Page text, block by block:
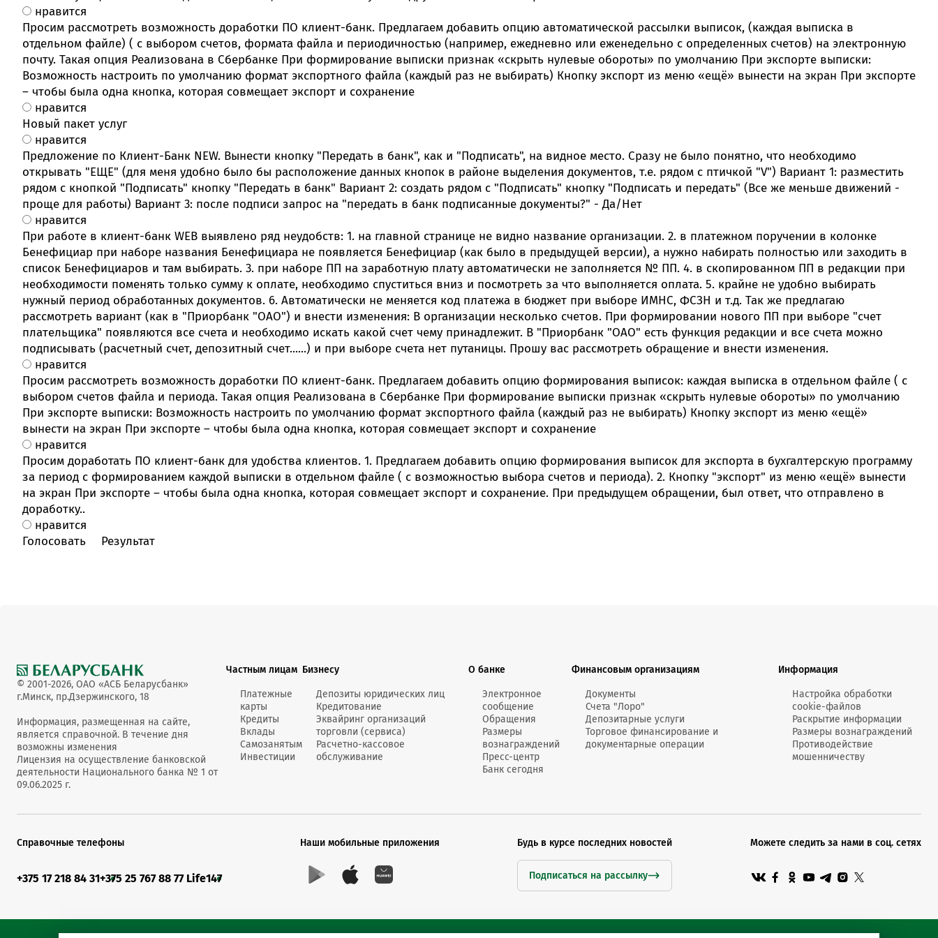
пн—пт 9:00 - 20:00*
* кроме праздничных дней
Контакты
Мобильное
приложение M-
Business
Электронная
торговая
площадка
«Счет-фактура
онлайн» -
«Оформление
Информационные
платежные API
Страхование
Сервис
проверки
контрагентов
Подробнее
нравится
Просим рассмотреть возможность доработки ПО клиент-банк. Предлагаем добавить опцию автоматической рассылки выписок, (каждая выписка в
отдельном файле) ( с выбором счетов, формата файла и периодичностью (например, ежедневно или еженедельно с определенных счетов) на электронную
почту. Такая опция Реализована в Сбербанке При формирование выписки признак «скрыть нулевые обороты» по умолчанию При экспорте выписки:
Возможность настроить по умолчанию формат экспортного файла (каждый раз не выбирать) Кнопку экспорт из меню «ещё» вынести на экран При экспорте
– чтобы была одна кнопка, которая совмещает экспорт и сохранение
нравится
Новый пакет услуг
нравится
Предложение по Клиент-Банк NEW. Вынести кнопку "Передать в банк", как и "Подписать", на видное место. Сразу не было понятно, что необходимо
открывать "ЕЩЕ" (для меня удобно было бы расположение данных кнопок в районе выделения документов, т.е. рядом с птичкой "V") Вариант 1: разместить
рядом с кнопкой "Подписать" кнопку "Передать в банк" Вариант 2: создать рядом с "Подписать" кнопку "Подписать и передать" (Все же меньше движений -
проще для работы) Вариант 3: после подписи запрос на "передать в банк подписанные документы?" - Да/Нет
нравится
При работе в клиент-банк WEB выявлено ряд неудобств: 1. на главной странице не видно название организации. 2. в платежном поручении в колонке
Бенефициар при наборе названия Бенефициара не появляется Бенефициар (как было в предыдущей версии), а нужно набирать полностью или заходить в
список Бенефициаров и там выбирать. 3. при наборе ПП на заработную плату автоматически не заполняется № ПП. 4. в скопированном ПП в редакции при
необходимости поменять только сумму к оплате, необходимо спуститься вниз и посмотреть за что выполняется оплата. 5. крайне не удобно выбирать
нужный период обработанных документов. 6. Автоматически не меняется код платежа в бюджет при выборе ИМНС, ФСЗН и т.д. Так же предлагаю
рассмотреть вариант (как в "Приорбанк "ОАО") и внести изменения: В организации несколько счетов. При формировании нового ПП при выборе "счет
плательщика" появляются все счета и необходимо искать какой счет чему принадлежит. В "Приорбанк "ОАО" есть функция редакции и все счета можно
подписывать (расчетный счет, депозитный счет......) и при выборе счета нет путаницы. Прошу вас рассмотреть обращение и внести изменения.
нравится
Просим рассмотреть возможность доработки ПО клиент-банк. Предлагаем добавить опцию формирования выписок: каждая выписка в отдельном файле ( с
выбором счетов файла и периода. Такая опция Реализована в Сбербанке При формирование выписки признак «скрыть нулевые обороты» по умолчанию
При экспорте выписки: Возможность настроить по умолчанию формат экспортного файла (каждый раз не выбирать) Кнопку экспорт из меню «ещё»
вынести на экран При экспорте – чтобы была одна кнопка, которая совмещает экспорт и сохранение
нравится
Просим доработать ПО клиент-банк для удобства клиентов. 1. Предлагаем добавить опцию формирования выписок для экспорта в бухгалтерскую программу
за период с формированием каждой выписки в отдельном файле ( с возможностью выбора счетов и периода). 2. Кнопку "экспорт" из меню «ещё» вынести
на экран При экспорте – чтобы была одна кнопка, которая совмещает экспорт и сохранение. При предыдущем обращении, был ответ, что отправлено в
доработку..
нравится
Результат
© 2001-2026, ОАО «АСБ Беларусбанк»
г.Минск, пр.Дзержинского, 18
Информация, размещенная на сайте,
является справочной. В течение дня
возможны изменения
Лицензия на осуществление банковской
деятельности Национального банка № 1 от
09.06.2025 г.
Частным лицам
Платежные
карты
Кредиты
Вклады
Самозанятым
Инвестиции
Бизнесу
Депозиты юридических лиц
Кредитование
Эквайринг организаций
торговли (сервиса)
Расчетно-кассовое
обслуживание
О банке
Электронное
сообщение
Обращения
Размеры
вознаграждений
Пресс-центр
Банк сегодня
Финансовым организациям
Документы
Счета "Лоро"
Депозитарные услуги
Торговое финансирование и
документарные операции
Информация
Настройка обработки
cookie-файлов
Раскрытие информации
Размеры вознаграждений
Противодействие
мошенничеству
Справочные телефоны
+375 17 218 84 31+375 25 767 88 77 Life147
Наши мобильные приложения Будь в курсе последних новостей
Подписаться на рассылку
Можете следить за нами в соц. сетях